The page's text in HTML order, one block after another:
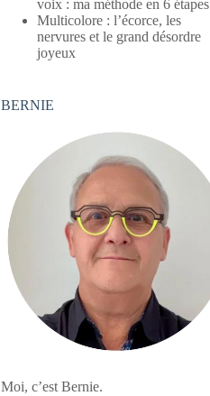
voix : ma méthode en 6 étapes
Multicolore : l’écorce, les
nervures et le grand désordre
joyeux
BERNIE
Moi, c’est Bernie.